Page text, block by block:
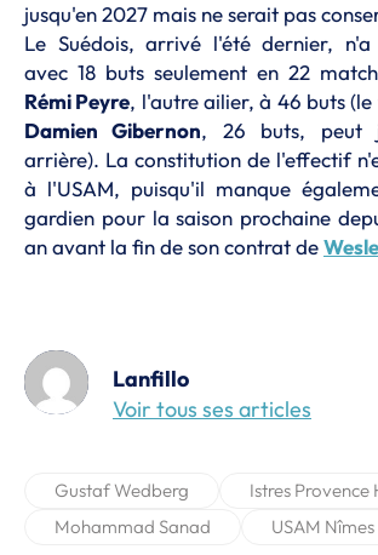
jusqu'en 2027 mais ne serait pas
Le Suédois, arrivé l'été dernier, n'a
avec 18 buts seulement en 22
Rémi Peyre, l'autre ailier, à 46 buts
Damien Gibernon, 26 buts, peut
arrière). La constitution de l'effectif
à l'USAM, puisqu'il manque
gardien pour la saison prochaine
an avant la fin de son contrat de
Lanfillo
Voir tous ses articles
Gustaf Wedberg
Istres Provence
Mohammad Sanad
USAM Nîmes